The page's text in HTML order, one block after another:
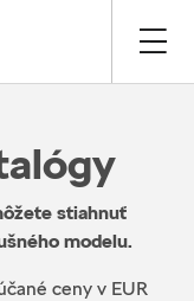
stiahnuť
modelu.
ceny v EUR